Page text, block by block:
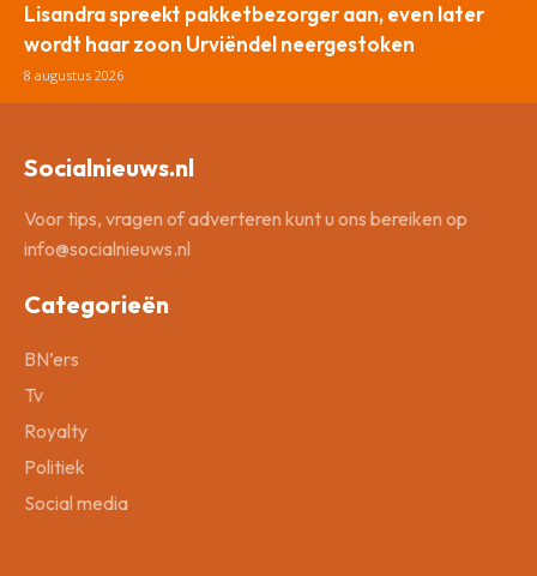
Lisandra spreekt pakketbezorger aan, even later
wordt haar zoon Urviëndel neergestoken
8 augustus 2026
Socialnieuws.nl
Voor tips, vragen of adverteren kunt u ons bereiken op
info@socialnieuws.nl
Categorieën
BN’ers
Tv
Royalty
Politiek
Social media